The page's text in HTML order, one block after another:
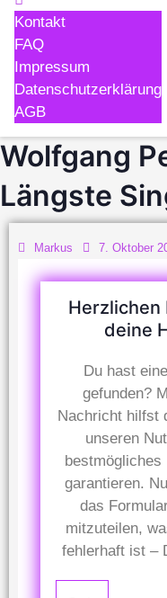
Kontakt
FAQ
Impressum
Datenschutzerklärung
AGB
Wolfgang
Längste
Markus 7. Oktober
Herzlichen
deine
Du hast
gefunden?
Nachricht hilfst
unseren
garantieren.
das
mitzuteilen,
fehlerhaft ist –